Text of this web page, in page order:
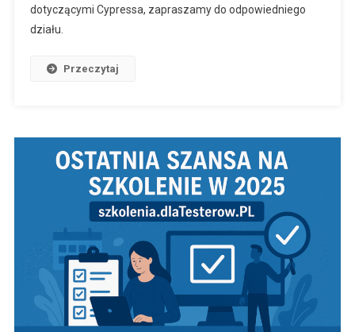
dotyczącymi Cypressa, zapraszamy do odpowiedniego
działu.
Przeczytaj